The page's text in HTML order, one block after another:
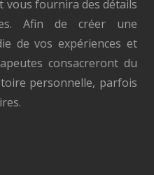
vous fournira des détails
Afin de créer une
de vos expériences et
consacreront du
personnelle, parfois